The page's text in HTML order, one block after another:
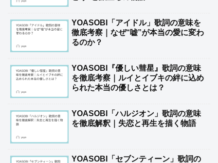
YOASOBI「アイドル」歌詞の意味を
徹底考察｜なぜ“嘘”が本当の愛に変わ
るのか？
YOASOBI『優しい彗星』歌詞の意味
を徹底考察｜ルイとイブキの絆に込め
られた本当の優しさとは？
YOASOBI「ハルジオン」歌詞の意味
を徹底解釈｜失恋と再生を描く物語
YOASOBI「セブンティーン」歌詞の